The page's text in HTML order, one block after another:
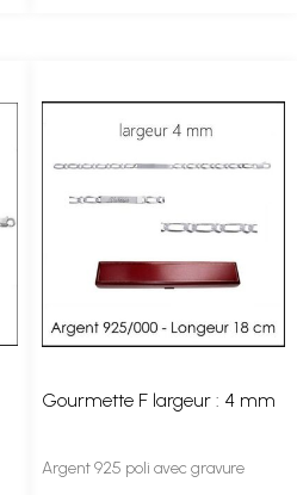
Gourmette F largeur : 4 mm
Argent 925 poli avec gravure